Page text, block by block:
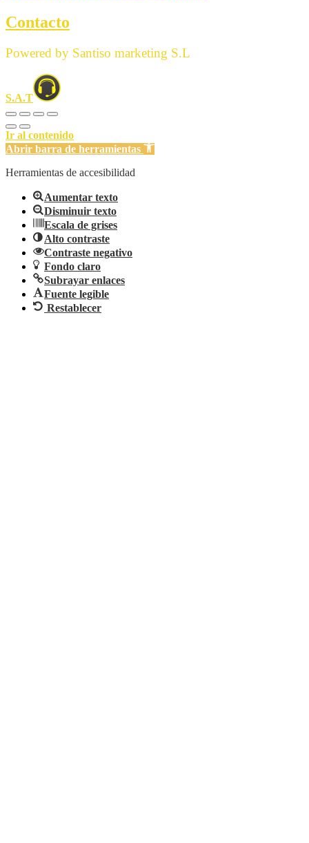
Contacto
Powered by Santiso marketing S.L
S.A.T
Ir al contenido
Abrir barra de herramientas
Herramientas de accesibilidad
Aumentar texto
Disminuir texto
Escala de grises
Alto contraste
Contraste negativo
Fondo claro
Subrayar enlaces
Fuente legible
Restablecer